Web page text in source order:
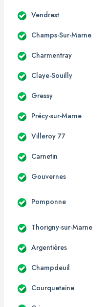
Vendrest
Champs-Sur-Marne
Charmentray
Claye-Souilly
Gressy
Précy-sur-Marne
Villeroy 77
Carnetin
Gouvernes
Pomponne
Thorigny-sur-Marne
Argentières
Champdeuil
Courquetaine